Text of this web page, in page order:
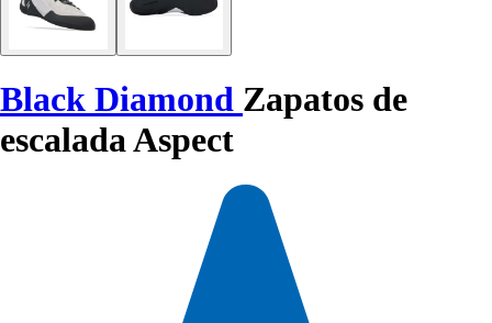
Black Diamond Zapatos de
escalada Aspect